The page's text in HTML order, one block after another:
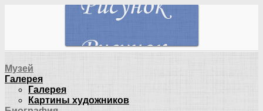
Музей
Галерея
Галерея
Картины художников